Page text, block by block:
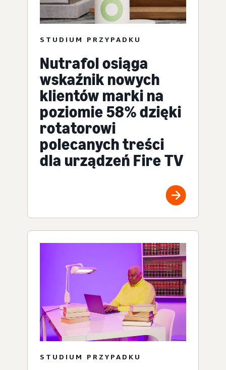
STUDIUM PRZYPADKU
Nutrafol osiąga
wskaźnik nowych
klientów marki na
poziomie 58% dzięki
rotatorowi
polecanych treści
dla urządzeń Fire TV
STUDIUM PRZYPADKU